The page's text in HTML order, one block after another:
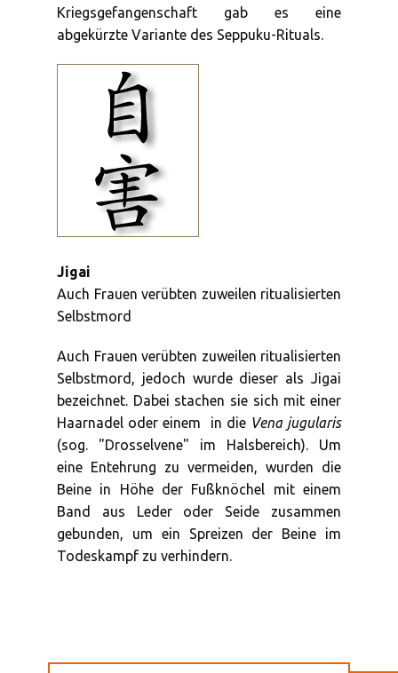
Kriegsgefangenschaft gab es eine
abgekürzte Variante des Seppuku-Rituals.
Jigai
Auch Frauen verübten zuweilen ritualisierten
Selbstmord
Auch Frauen verübten zuweilen ritualisierten
Selbstmord, jedoch wurde dieser als Jigai
bezeichnet. Dabei stachen sie sich mit einer
Haarnadel oder einem
Kwaiken
in die Vena jugularis
(sog. "Drosselvene" im Halsbereich). Um
eine Entehrung zu vermeiden, wurden die
Beine in Höhe der Fußknöchel mit einem
Band aus Leder oder Seide zusammen
gebunden, um ein Spreizen der Beine im
Todeskampf zu verhindern.